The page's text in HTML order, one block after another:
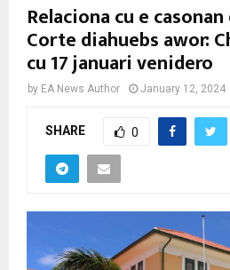
Relaciona cu e
Corte diahuebs awor:
cu 17 januari venidero
by EA News Author January 12, 2024
SHARE 0